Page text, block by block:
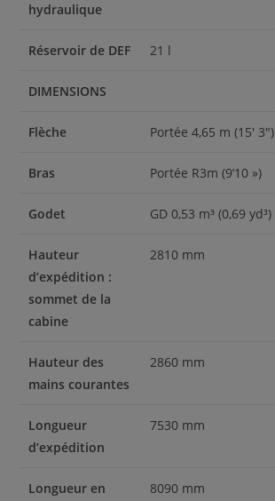
hydraulique
Réservoir de DEF 21 l
DIMENSIONS
Flèche Portée 4,65 m (15′ 3″)
Bras Portée R3m (9’10 »)
Godet GD 0,53 m³ (0,69 yd³)
Hauteur
d’expédition :
sommet de la
cabine
2810 mm
Hauteur des
mains courantes
2860 mm
Longueur
d’expédition
7530 mm
Longueur en
8090 mm